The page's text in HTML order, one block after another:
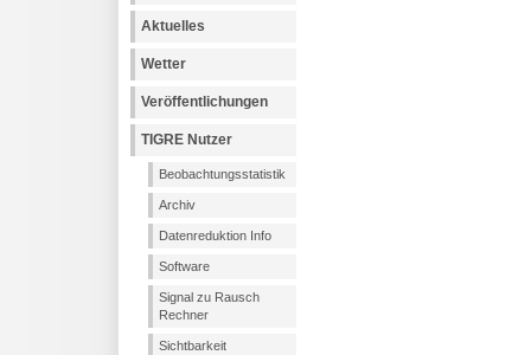
Aktuelles
Wetter
Veröffentlichungen
TIGRE Nutzer
Beobachtungsstatistik
Archiv
Datenreduktion Info
Software
Signal zu Rausch
Rechner
Sichtbarkeit